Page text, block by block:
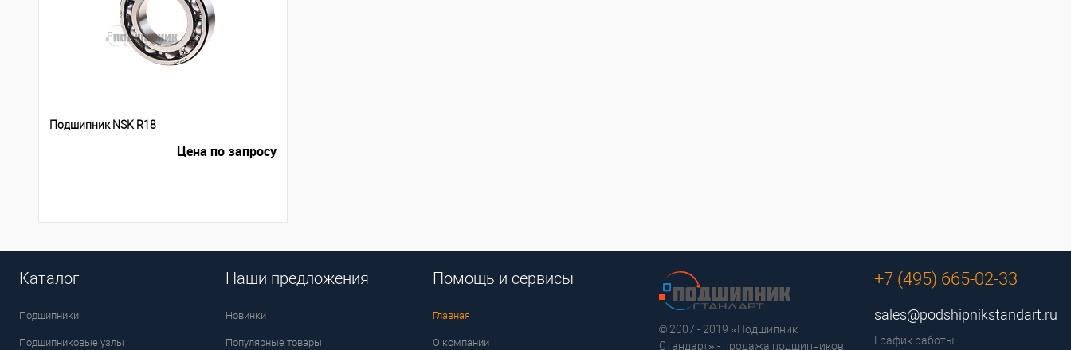
Подшипник NSK R18
Цена по запросу
Каталог
Подшипники
Подшипниковые узлы
Наши предложения
Новинки
Популярные товары
Помощь и сервисы
Главная
О компании
© 2007 - 2019 «Подшипник
Стандарт» - продажа подшипников
+7 (495) 665-02-33
sales@podshipnikstandart.ru
График работы